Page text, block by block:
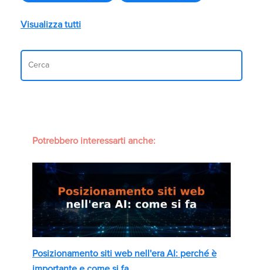
Visualizza tutti
Potrebbero interessarti anche:
Posizionamento siti web nell'era AI: perché è